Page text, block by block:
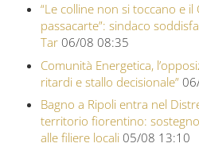
“Le colline non si toccano e
passacarte”: sindaco
Tar 06/08 08:35
Comunità Energetica,
ritardi e stallo decisionale”
Bagno a Ripoli entra nel
territorio fiorentino:
alle filiere locali 05/08 13:10